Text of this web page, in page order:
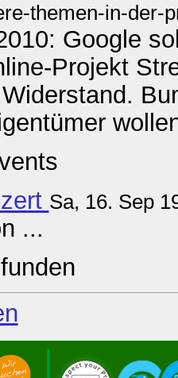
themen-in-der-
Google
Projekt
Sa, 16. Sep
...